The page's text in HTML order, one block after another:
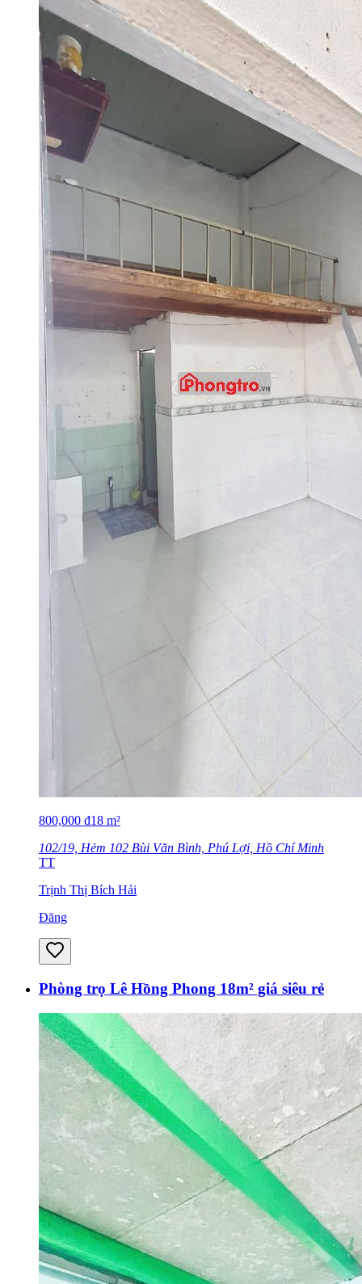
800,000 đ18 m²
102/19, Hẻm 102 Bùi Văn Bình, Phú Lợi, Hồ Chí Minh
TT
Trịnh Thị Bích Hải
Đăng
Phòng trọ Lê Hồng Phong 18m² giá siêu rẻ